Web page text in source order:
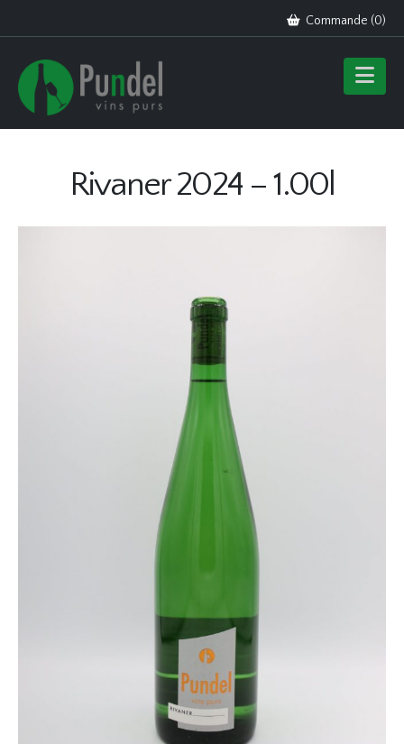
Commande (0)
Rivaner 2024 – 1.00l